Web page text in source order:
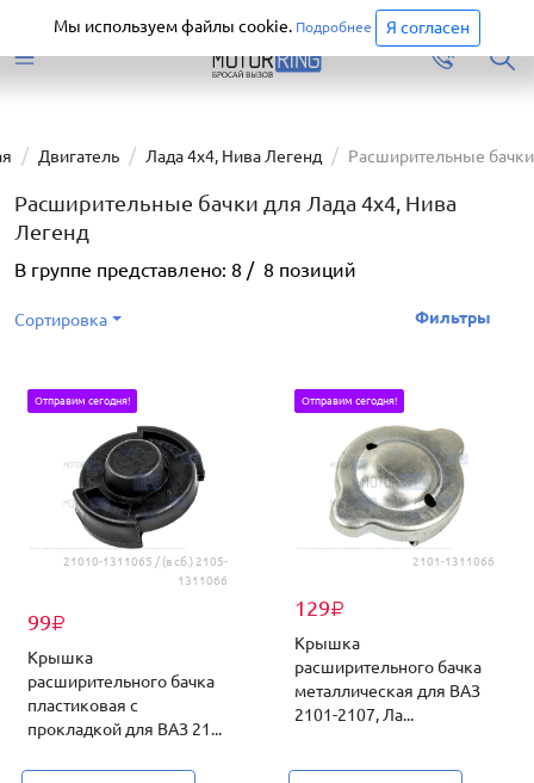
Перейти
Двигатель Лада 4х4, Нива Легенд Расширительные бачки
Расширительные бачки для Лада 4х4, Нива
Легенд
В группе представлено: 8 / 8 позиций
Сортировка Фильтры
21010-1311065 / (в сб.) 2105-
1311066
99₽
Отправим сегодня!
Крышка
расширительного бачка
пластиковая с
прокладкой для ВАЗ 21...
2101-1311066
129₽
Отправим сегодня!
Крышка
расширительного бачка
металлическая для ВАЗ
2101-2107, Ла...
Мы используем файлы cookie. Подробнее Я согласен